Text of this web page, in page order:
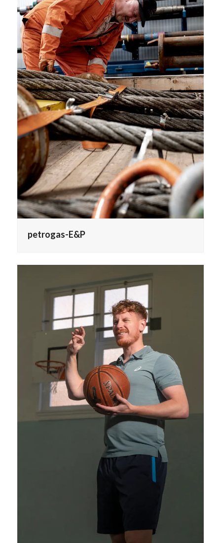
petrogas-E&P